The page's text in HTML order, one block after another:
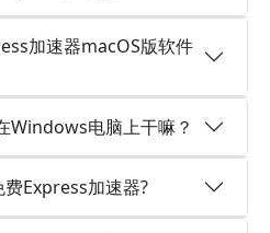
加速器macOS版软件
Windows电脑上干嘛？
Express加速器?